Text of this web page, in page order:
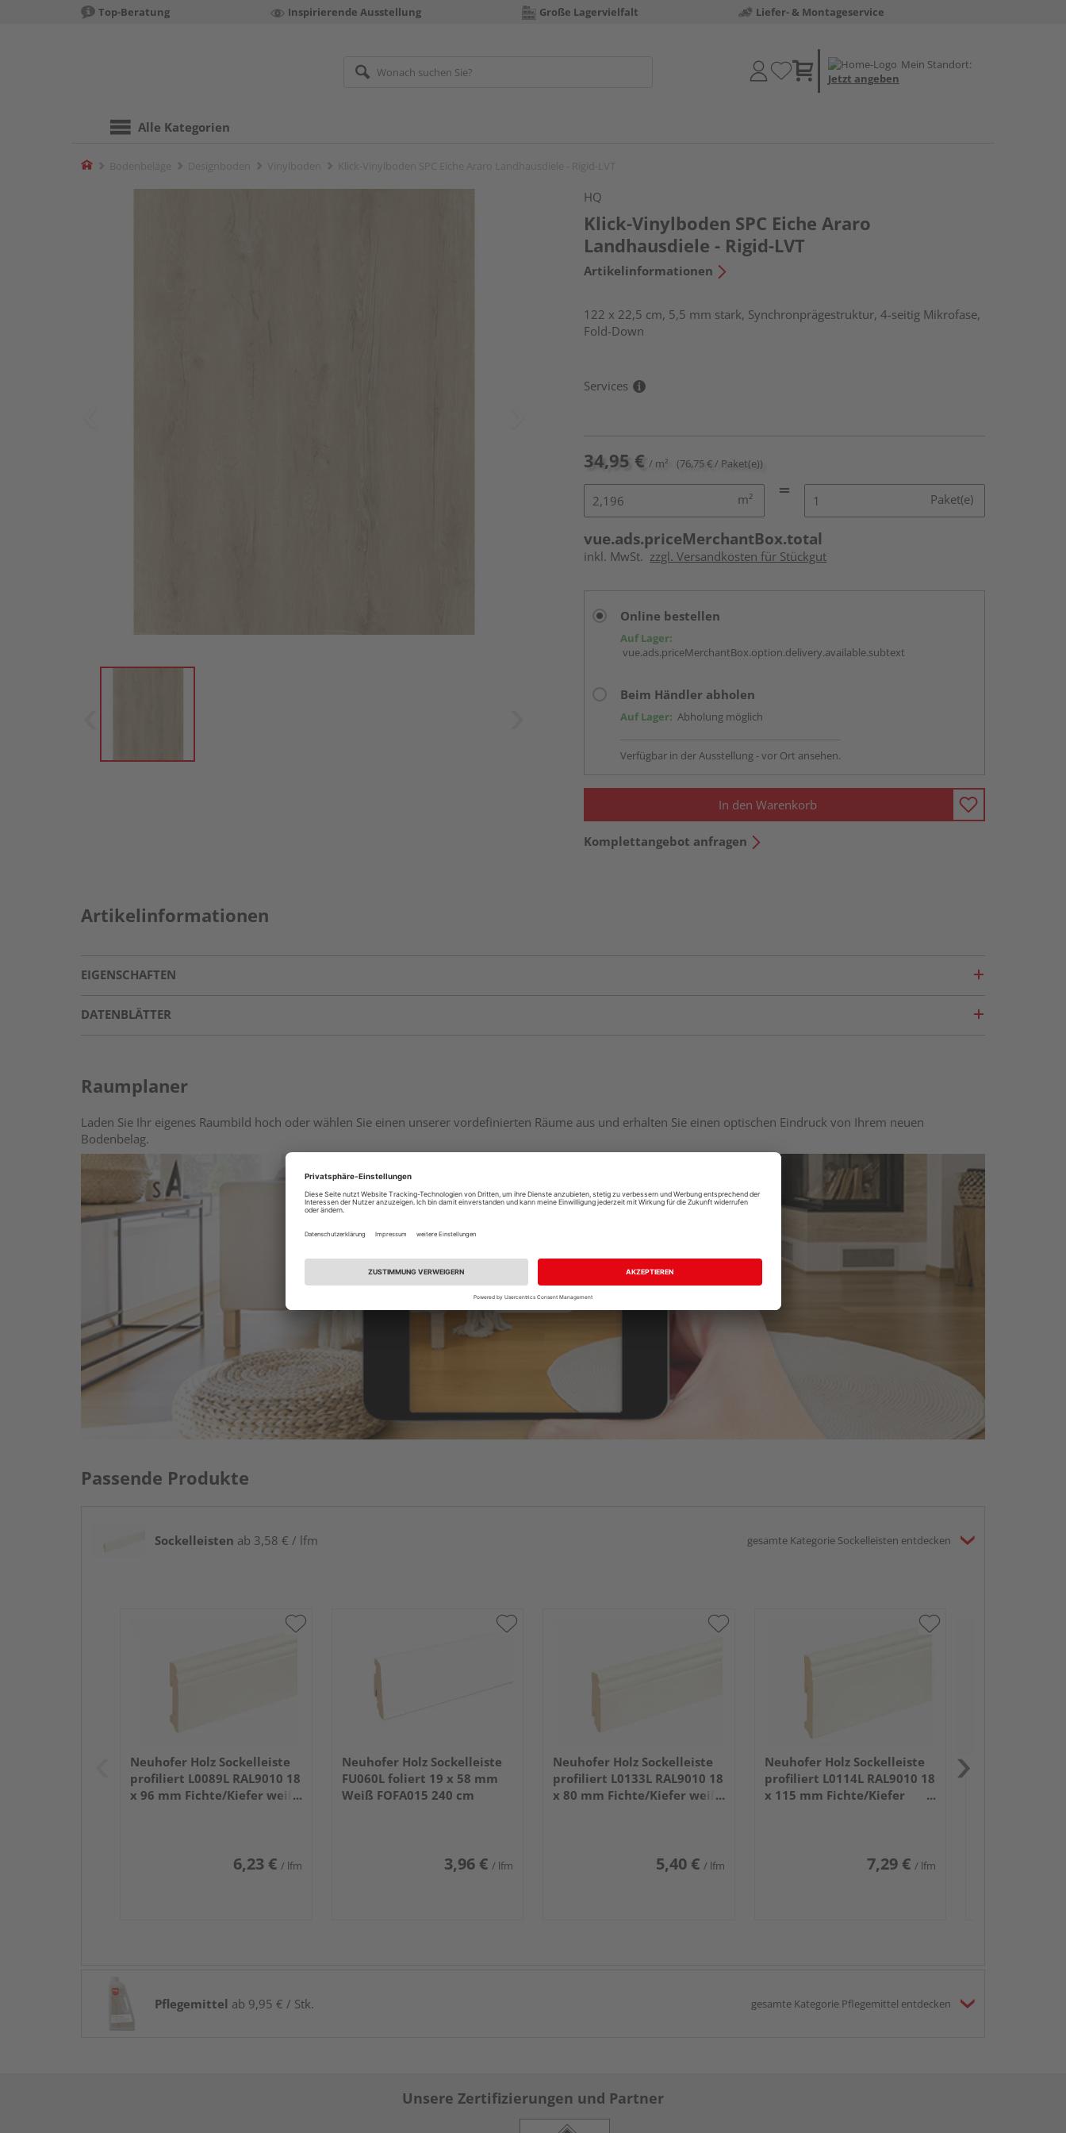
Top-Beratung Inspirierende Ausstellung Große Lagervielfalt Liefer- & Montageservice
Mein Standort:
Jetzt angeben
Alle Kategorien
Home
HQ
Klick-Vinylboden SPC Eiche Araro
Landhausdiele - Rigid-LVT
Artikelinformationen
122 x 22,5 cm, 5,5 mm stark, Synchronprägestruktur, 4-seitig Mikrofase,
Fold-Down
Services
34,95 € / m² (76,75 € / Paket(e))
m² Paket(e)
vue.ads.priceMerchantBox.total
inkl. MwSt. zzgl. Versandkosten für Stückgut
Online bestellen
Auf Lager:
vue.ads.priceMerchantBox.option.delivery.available.subtext
Beim Händler abholen
Auf Lager: Abholung möglich
Verfügbar in der Ausstellung - vor Ort ansehen.
In den Warenkorb
Komplettangebot anfragen
Artikelinformationen
EIGENSCHAFTEN
DATENBLÄTTER
Raumplaner
Laden Sie Ihr eigenes Raumbild hoch oder wählen Sie einen unserer vordefinierten Räume aus und erhalten Sie einen optischen Eindruck von Ihrem neuen
Bodenbelag.
Raumplaner
Passende Produkte
Sockelleisten ab 3,58 € / lfm gesamte Kategorie Sockelleisten entdecken
Neuhofer Holz Sockelleiste
profiliert L0089L RAL9010 18
x 96 mm Fichte/Kiefer weiß
6,23 € / lfm
Neuhofer Holz Sockelleiste
FU060L foliert 19 x 58 mm
Weiß FOFA015 240 cm
3,96 € / lfm
Neuhofer Holz Sockelleiste
profiliert L0133L RAL9010 18
x 80 mm Fichte/Kiefer weiß
5,40 € / lfm
Neuhofer Holz Sockelleiste
profiliert L0114L RAL9010 18
x 115 mm Fichte/Kiefer
7,29 € / lfm
Pflegemittel ab 9,95 € / Stk. gesamte Kategorie Pflegemittel entdecken
Unsere Zertifizierungen und Partner